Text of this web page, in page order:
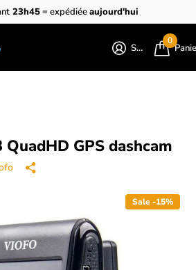
23h45= expédiéeaujourd'hui
S'identifier
0
GPS dashcam
Sale -15%